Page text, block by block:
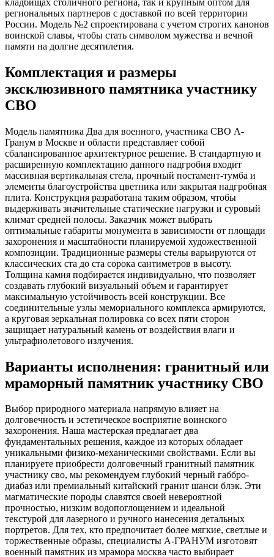
региональных партнеров с доставкой по всей территории
России. Модель №2 спроектирована с учетом строгих канонов
воинской славы, чтобы стать символом мужества и вечной
памяти на долгие десятилетия.
Комплектация и размеры
эксклюзивного памятника участнику
СВО
Модель памятника Два для военного, участника СВО А-
Гранум в Москве и области представляет собой
сбалансированное архитектурное решение. В стандартную и
расширенную комплектацию данного надгробия входит
массивная вертикальная стела, прочный постамент-тумба и
элементы благоустройства цветника или закрытая надгробная
плита. Конструкция разработана таким образом, чтобы
выдерживать значительные статические нагрузки и суровый
климат средней полосы. Заказчик может выбрать
оптимальные габариты монумента в зависимости от площади
захоронения и масштабности планируемой художественной
композиции. Традиционные размеры стелы варьируются от
классических ста до ста сорока сантиметров в высоту.
Толщина камня подбирается индивидуально, что позволяет
создавать глубокий визуальный объем и гарантирует
максимальную устойчивость всей конструкции. Все
соединительные узлы мемориального комплекса армируются,
а круговая зеркальная полировка со всех пяти сторон
защищает натуральный камень от воздействия влаги и
ультрафиолетового излучения.
Варианты исполнения: гранитный или
мраморный памятник участнику СВО
Выбор природного материала напрямую влияет на
долговечность и эстетическое восприятие воинского
захоронения. Наша мастерская предлагает два
фундаментальных решения, каждое из которых обладает
уникальными физико-механическими свойствами. Если вы
планируете приобрести долговечный гранитный памятник
участнику сво, мы рекомендуем глубокий черный габбро-
диабаз или премиальный китайский гранит шанси блэк. Эти
магматические породы славятся своей невероятной
прочностью, низким водопоглощением и идеальной
текстурой для лазерного и ручного нанесения детальных
портретов. Для тех, кто предпочитает более мягкие, светлые и
торжественные образы, специалисты А-ГРАНУМ изготовят
военный памятник из мрамора москва часто выбирает